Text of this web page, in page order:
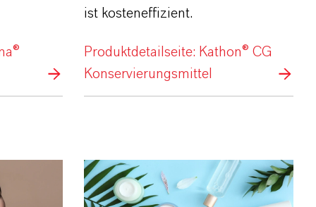
ist kosteneffizient.
Produktdetailseite: Kathon® CG
Konservierungsmittel